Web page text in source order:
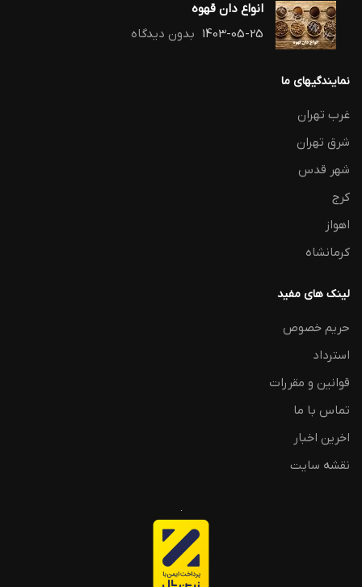
انواع دان قهوه
1403-05-25 بدون دیدگاه
نمایندگیهای ما
غرب تهران
شرق تهران
شهر قدس
کرج
اهواز
کرمانشاه
لینک های مفید
حریم خصوص
استرداد
قوانین و مقررات
تماس با ما
اخرین اخبار
نقشه سایت